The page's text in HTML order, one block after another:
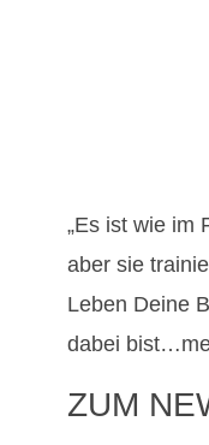
„Es ist wie im
aber sie
Leben Deine
dabei
ZUM